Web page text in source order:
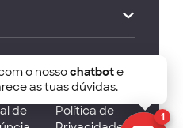
School of Economics
de
Política de
1
o nossochatbote
as tuas dúvidas.